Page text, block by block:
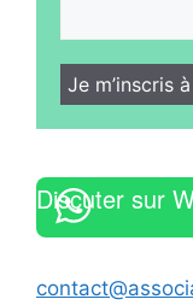
Discuter sur